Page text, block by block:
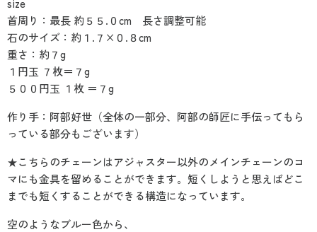
size
首周り：最長 約５５.０cm 長さ調整可能
石のサイズ：約１.７×０.８cm
重さ：約７g
１円玉 ７枚＝７g
５００円玉 １枚 ＝７g
作り手：阿部好世（全体の一部分、阿部の師匠に手伝ってもら
っている部分もございます）
★こちらのチェーンはアジャスター以外のメインチェーンのコ
マにも金具を留めることができます。短くしようと思えばどこ
までも短くすることができる構造になっています。
空のようなブルー色から、